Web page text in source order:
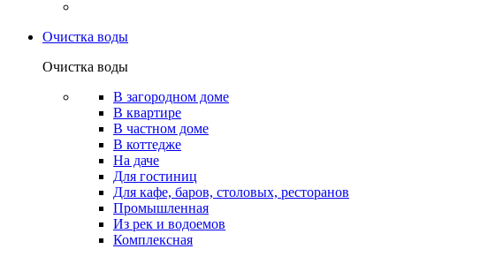
Очистка воды
Очистка воды
В загородном доме
В квартире
В частном доме
В коттедже
На даче
Для гостиниц
Для кафе, баров, столовых, ресторанов
Промышленная
Из рек и водоемов
Комплексная